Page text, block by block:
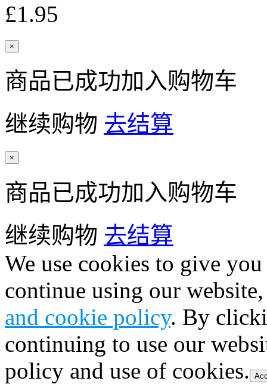
£1.95
×
商品已成功加入购物车
继续购物 去结算
×
商品已成功加入购物车
继续购物 去结算
We use cookies to give
continue using our
and cookie policy. By
continuing to use our
policy and use of cookies.